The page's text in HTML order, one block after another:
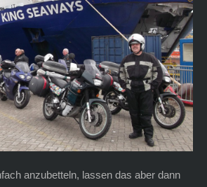
anzubetteln, lassen das aber dann